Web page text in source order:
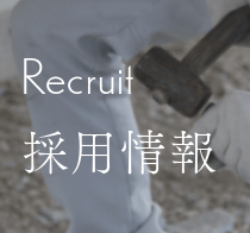
Recruit
採用情報